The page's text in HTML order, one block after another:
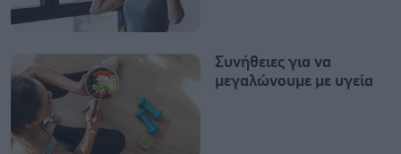
Συνήθειες για να
μεγαλώνουμε με υγεία